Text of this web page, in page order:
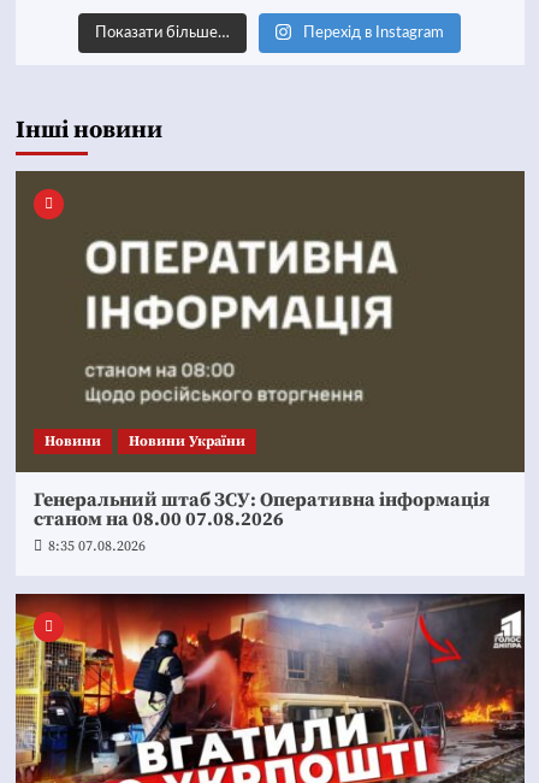
Показати більше… Перехід в Instagram
Інші новини
Новини Новини України
Генеральний штаб ЗСУ: Оперативна інформація
станом на 08.00 07.08.2026
8:35 07.08.2026